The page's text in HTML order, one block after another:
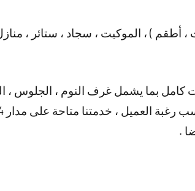
، أطقم ) ، الموكيت ، سجاد ، ستائر ،
كامل بما يشمل غرف النوم ، الجلوس ،
.